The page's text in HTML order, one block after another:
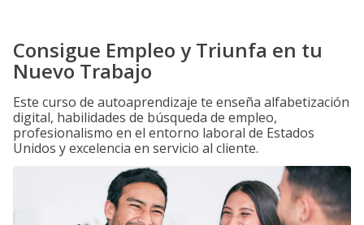
Consigue Empleo y Triunfa en tu
Nuevo Trabajo
Este curso de autoaprendizaje te enseña alfabetización
digital, habilidades de búsqueda de empleo,
profesionalismo en el entorno laboral de Estados
Unidos y excelencia en servicio al cliente.